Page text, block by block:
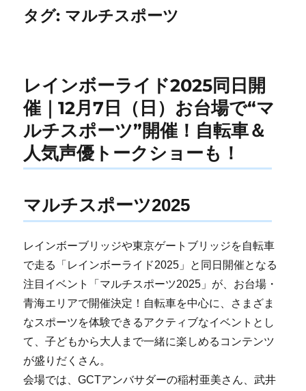
タグ: マルチスポーツ
レインボーライド2025同日開
催｜12月7日（日）お台場で“マ
ルチスポーツ”開催！自転車＆
人気声優トークショーも！
マルチスポーツ2025
レインボーブリッジや東京ゲートブリッジを自転車
で走る「レインボーライド2025」と同日開催となる
注目イベント「マルチスポーツ2025」が、お台場・
青海エリアで開催決定！自転車を中心に、さまざま
なスポーツを体験できるアクティブなイベントとし
て、子どもから大人まで一緒に楽しめるコンテンツ
が盛りだくさん。
会場では、GCTアンバサダーの稲村亜美さん、武井